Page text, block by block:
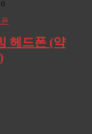
0
헤드폰 (약